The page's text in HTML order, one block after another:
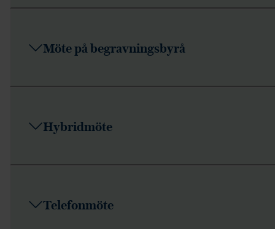
Möte på begravningsbyrå
Hybridmöte
Telefonmöte